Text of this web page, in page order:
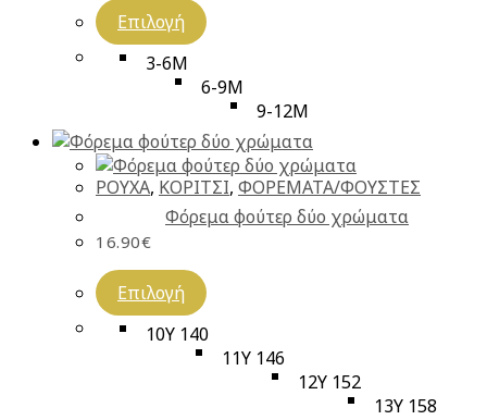
Επιλογή
3-6M
6-9M
9-12M
ΡΟΥΧΑ, ΚΟΡΙΤΣΙ, ΦΟΡΕΜΑΤΑ/ΦΟΥΣΤΕΣ
Φόρεμα φούτερ δύο χρώματα
16.90€
Επιλογή
10Y 140
11Y 146
12Y 152
13Y 158